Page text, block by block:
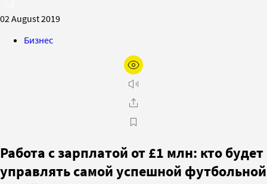
02 August 2019
Бизнес
Работа с зарплатой от £1 млн: кто будет
управлять самой успешной футбольной